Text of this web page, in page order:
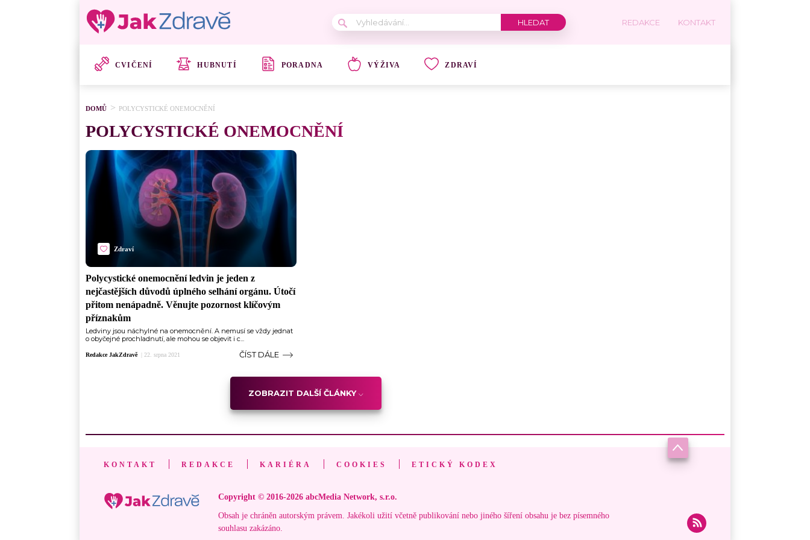
REDAKCE KONTAKT
CVIČENÍ HUBNUTÍ PORADNA VÝŽIVA ZDRAVÍ
DOMŮ POLYCYSTICKÉ ONEMOCNĚNÍ
POLYCYSTICKÉ ONEMOCNĚNÍ
Zdraví
Polycystické onemocnění ledvin je jeden z
nejčastějších důvodů úplného selhání orgánu. Útočí
přitom nenápadně. Věnujte pozornost klíčovým
příznakům
Ledviny jsou náchylné na onemocnění. A nemusí se vždy jednat
o obyčejné prochladnutí, ale mohou se objevit i c...
Redakce JakZdravě 22. srpna 2021 ČÍST DÁLE
ZOBRAZIT DALŠÍ ČLÁNKY
KONTAKT REDAKCE KARIÉRA COOKIES ETICKÝ KODEX
Copyright © 2016-2026 abcMedia Network, s.r.o.
Obsah je chráněn autorským právem. Jakékoli užití včetně publikování nebo jiného šíření obsahu je bez písemného
souhlasu zakázáno.